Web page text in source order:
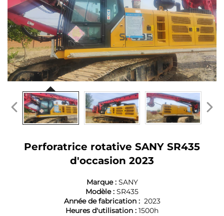
Perforatrice rotative SANY SR435
d'occasion 2023
Marque : SANY
Modèle : SR435
Année de fabrication : 2023
Heures d'utilisation : 1500h